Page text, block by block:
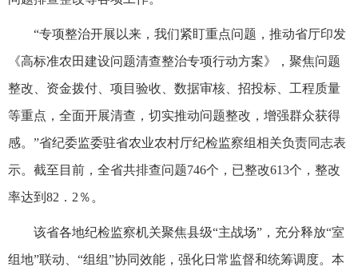
“专项整治开展以来，我们紧盯重点问题，推动省厅印发
《高标准农田建设问题清查整治专项行动方案》，聚焦问题
整改、资金拨付、项目验收、数据审核、招投标、工程质量
等重点，全面开展清查，切实推动问题整改，增强群众获得
感。”省纪委监委驻省农业农村厅纪检监察组相关负责同志表
示。截至目前，全省共排查问题746个，已整改613个，整改
率达到82．2％。
该省各地纪检监察机关聚焦县级“主战场”，充分释放“室
组地”联动、“组组”协同效能，强化日常监督和统筹调度。本